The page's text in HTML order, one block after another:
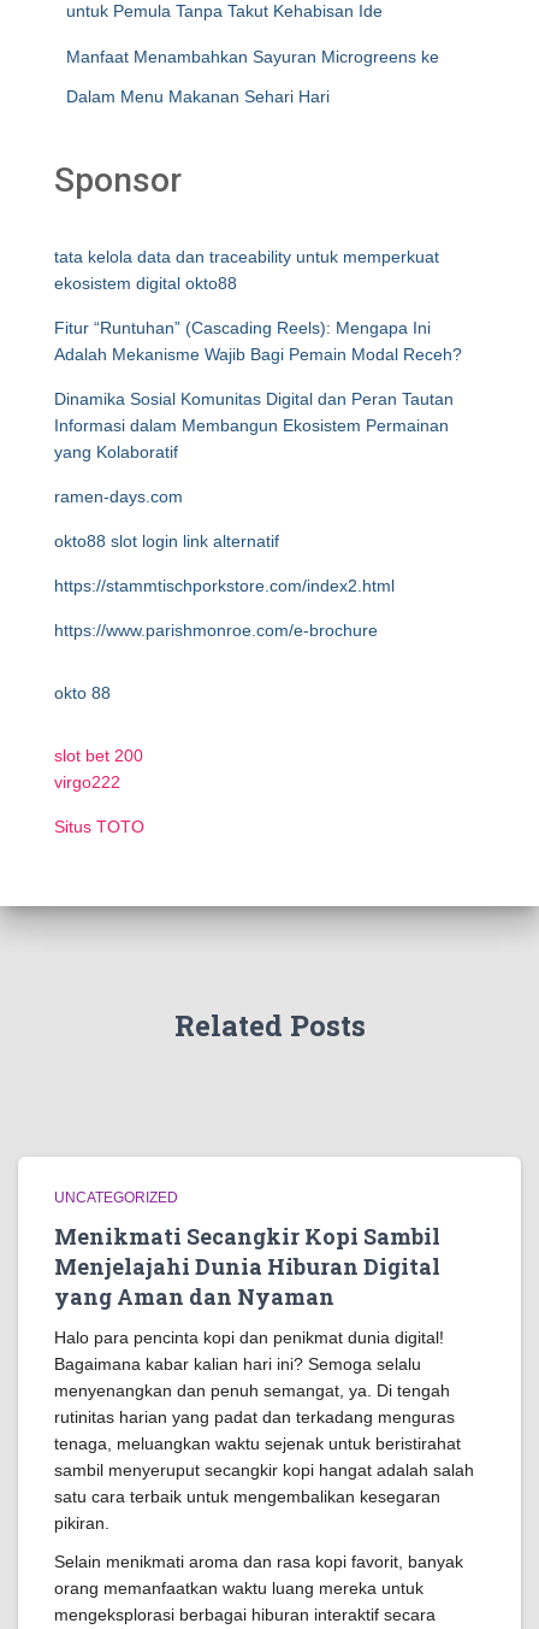
untuk Pemula Tanpa Takut Kehabisan Ide
Manfaat Menambahkan Sayuran Microgreens ke
Dalam Menu Makanan Sehari Hari
Sponsor
tata kelola data dan traceability untuk memperkuat
ekosistem digital okto88
Fitur “Runtuhan” (Cascading Reels): Mengapa Ini
Adalah Mekanisme Wajib Bagi Pemain Modal Receh?
Dinamika Sosial Komunitas Digital dan Peran Tautan
Informasi dalam Membangun Ekosistem Permainan
yang Kolaboratif
ramen-days.com
okto88 slot login link alternatif
https://stammtischporkstore.com/index2.html
https://www.parishmonroe.com/e-brochure
okto 88
slot bet 200
virgo222
Situs TOTO
Related Posts
UNCATEGORIZED
Menikmati Secangkir Kopi Sambil
Menjelajahi Dunia Hiburan Digital
yang Aman dan Nyaman
Halo para pencinta kopi dan penikmat dunia digital!
Bagaimana kabar kalian hari ini? Semoga selalu
menyenangkan dan penuh semangat, ya. Di tengah
rutinitas harian yang padat dan terkadang menguras
tenaga, meluangkan waktu sejenak untuk beristirahat
sambil menyeruput secangkir kopi hangat adalah salah
satu cara terbaik untuk mengembalikan kesegaran
pikiran.
Selain menikmati aroma dan rasa kopi favorit, banyak
orang memanfaatkan waktu luang mereka untuk
mengeksplorasi berbagai hiburan interaktif secara